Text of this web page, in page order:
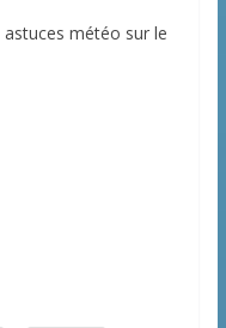
météo sur le